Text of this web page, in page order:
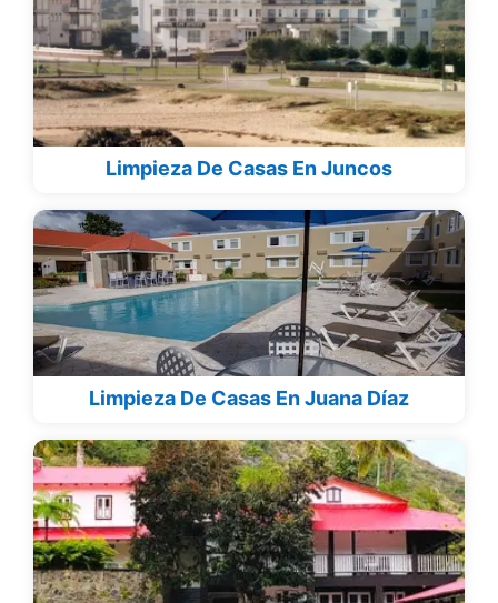
Limpieza De Casas En Juncos
Limpieza De Casas En Juana Díaz